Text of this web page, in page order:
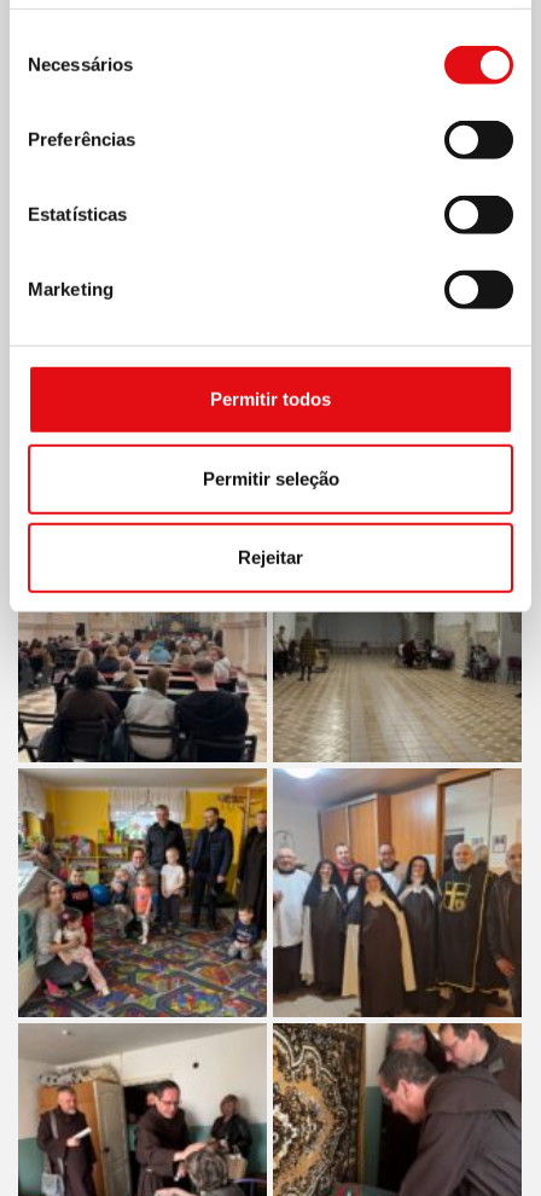
Necessários
Preferências
Estatísticas
Marketing
Permitir todos
Permitir seleção
Rejeitar